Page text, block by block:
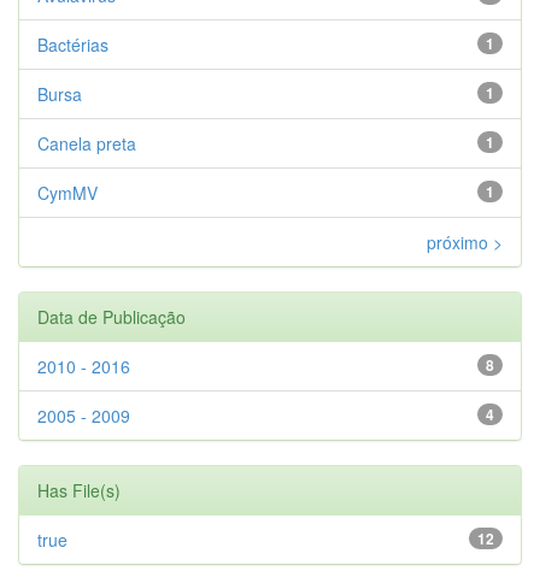
1
Bactérias
1
Bursa
1
Canela preta
1
CymMV
próximo >
Data de Publicação
8
2010 - 2016
4
2005 - 2009
Has File(s)
12
true